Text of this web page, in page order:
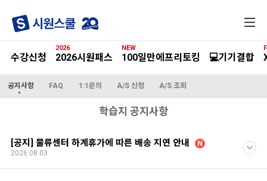
메
수강신청 2026시원패스
2026
100일만에프리토킹
NEW
💻기기결합
공지사항 FAQ 1:1문의 A/S 신청 A/S 조회
학습지 공지사항
[공지] 물류센터 하계휴가에 따른 배송 지연 안내
N
2026.08.03